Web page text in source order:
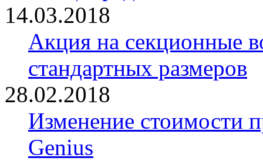
14.03.2018
Акция на секционные
стандартных размеров
28.02.2018
Изменение стоимости
Genius